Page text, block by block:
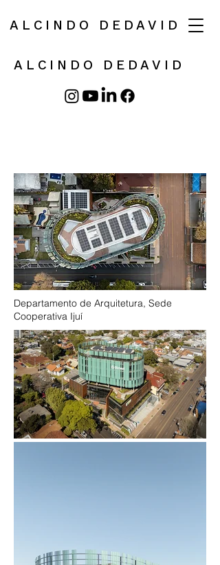
ALCINDO DEDAVID
ALCINDO DEDAVID
Departamento de Arquitetura, Sede
Cooperativa Ijuí